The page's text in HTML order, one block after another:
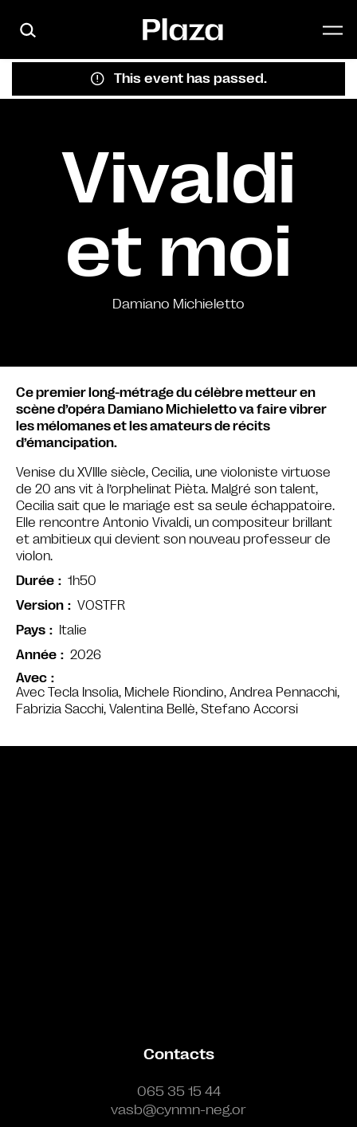
This event has passed.
Vivaldi
et moi
Damiano Michieletto
Avec
Avec Tecla Insolia, Michele Riondino, Andrea Pennacchi,
Fabrizia Sacchi, Valentina Bellè, Stefano Accorsi
Ce premier long-métrage du célèbre metteur en
scène d’opéra Damiano Michieletto va faire vibrer
les mélomanes et les amateurs de récits
d’émancipation.
Venise du XVIIIe siècle, Cecilia, une violoniste virtuose
de 20 ans vit à l’orphelinat Pièta. Malgré son talent,
Cecilia sait que le mariage est sa seule échappatoire.
Elle rencontre Antonio Vivaldi, un compositeur brillant
et ambitieux qui devient son nouveau professeur de
violon.
Durée
1h50
Version
VOSTFR
Pays
Italie
Année
2026
Contacts
065 35 15 44
vasb@cynmn-neg.or